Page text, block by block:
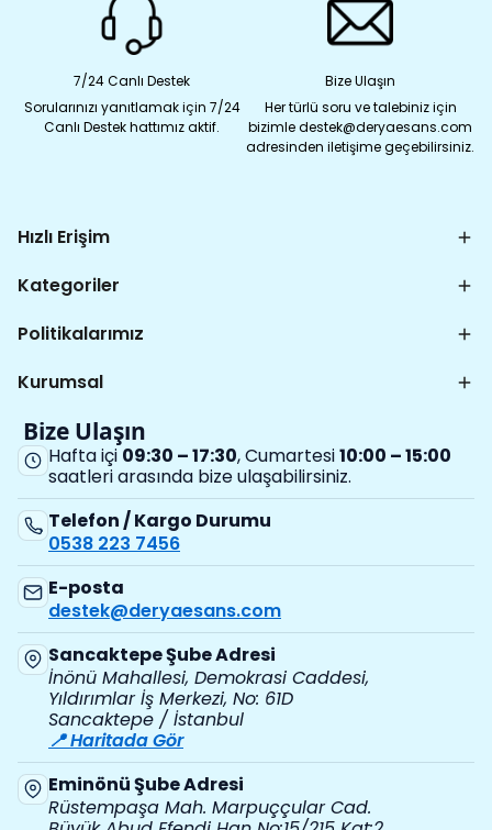
7/24 Canlı Destek
Sorularınızı yanıtlamak için 7/24
Canlı Destek hattımız aktif.
Bize Ulaşın
Her türlü soru ve talebiniz için
bizimle destek@deryaesans.com
adresinden iletişime geçebilirsiniz.
Hızlı Erişim
Kategoriler
Politikalarımız
Kurumsal
Bize Ulaşın
Hafta içi 09:30 – 17:30, Cumartesi10:00 – 15:00
saatleri arasında bize ulaşabilirsiniz.
Telefon / Kargo Durumu
0538 223 7456
E-posta
destek@deryaesans.com
Sancaktepe Şube Adresi
İnönü Mahallesi, Demokrasi Caddesi,
Yıldırımlar İş Merkezi, No: 61D
Sancaktepe / İstanbul
📍 Haritada Gör
Eminönü Şube Adresi
Rüstempaşa Mah. Marpuççular Cad.